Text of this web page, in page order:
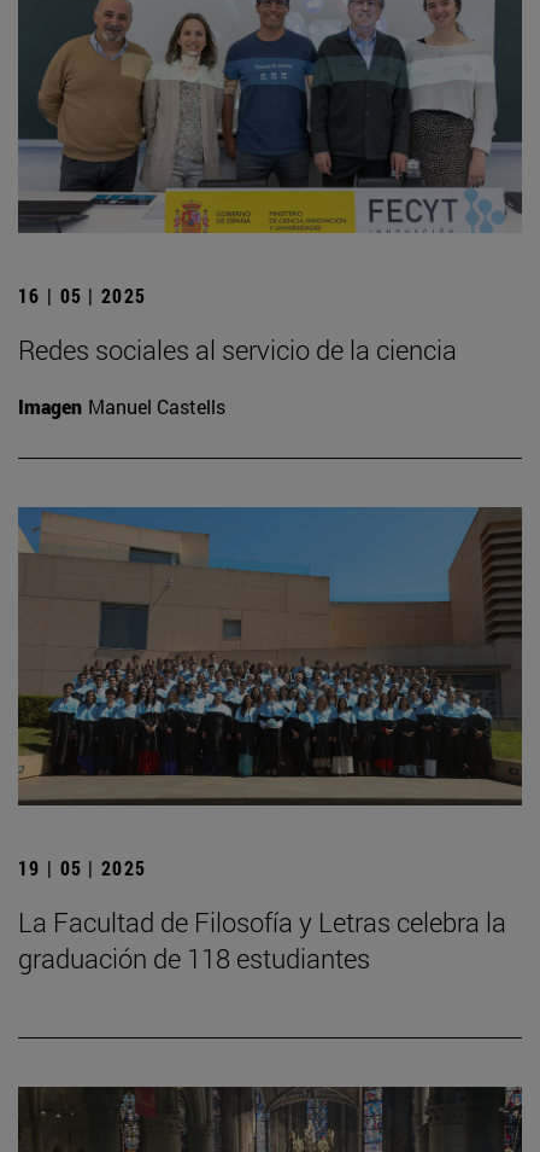
16 | 05 | 2025
Redes sociales al servicio de la ciencia
Imagen Manuel Castells
19 | 05 | 2025
La Facultad de Filosofía y Letras celebra la
graduación de 118 estudiantes